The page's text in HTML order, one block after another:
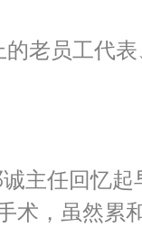
老员工代
主任回忆
术，虽然累